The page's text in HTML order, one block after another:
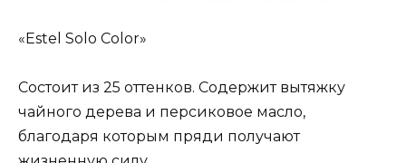
«Estel Solo Color»
Состоит из 25 оттенков. Содержит вытяжку
чайного дерева и персиковое масло,
благодаря которым пряди получают